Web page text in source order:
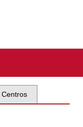
Centros